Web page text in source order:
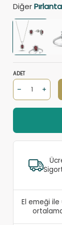
Diğer
ADET
El emeği